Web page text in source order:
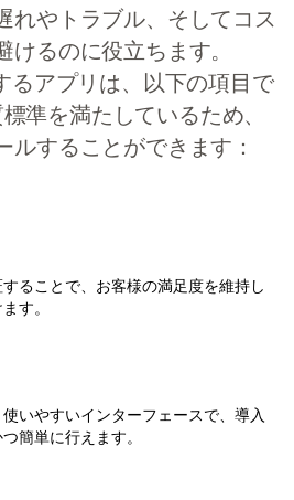
れやトラブル、そしてコス
けるのに役立ちます。
るアプリは、以下の項目で
準を満たしているため、
ルすることができます：
ることで、お客様の満足度を維持し
す。
いやすいインターフェースで、導入
簡単に行えます。